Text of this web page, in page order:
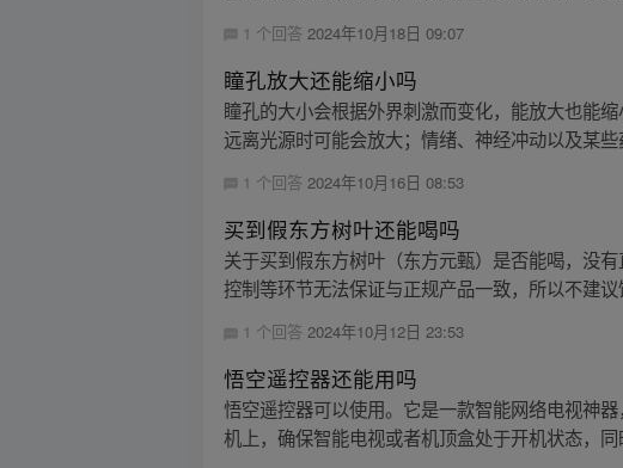
1 个回答 2024年10月18日 09:07
瞳孔放大还能缩小吗
瞳孔的大小会根据外界刺激而变化，能放大也能
远离光源时可能会放大；情绪、神经冲动以及某
1 个回答 2024年10月16日 08:53
买到假东方树叶还能喝吗
关于买到假东方树叶（东方元甄）是否能喝，没
控制等环节无法保证与正规产品一致，所以不建
1 个回答2024年10月12日 23:53
悟空遥控器还能用吗
悟空遥控器可以使用。它是一款智能网络电视神
机上，确保智能电视或者机顶盒处于开机状态，